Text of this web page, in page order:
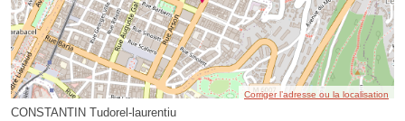
Corriger l’adresse ou la localisation
CONSTANTIN Tudorel-laurentiu